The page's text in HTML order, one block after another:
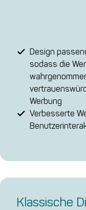
Design
sodass die
Werbung
Verbesserte
Klas­si­sche